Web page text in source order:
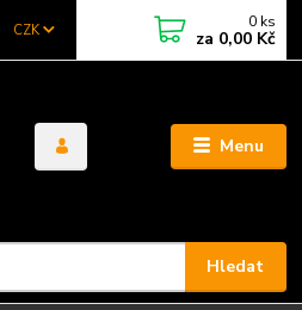
Menu
CZK
Hledat
0 ks
za 0,00 Kč